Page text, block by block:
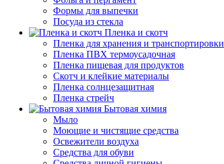
Формы для выпечки
Посуда из стекла
Пленка и скотч
Пленка для хранения и транспортировки
Пленка ПВХ термоусадочная
Пленка пищевая для продуктов
Скотч и клейкие материалы
Пленка солнцезащитная
Пленка стрейч
Бытовая химия
Мыло
Моющие и чистящие средства
Освежители воздуха
Средства для обуви